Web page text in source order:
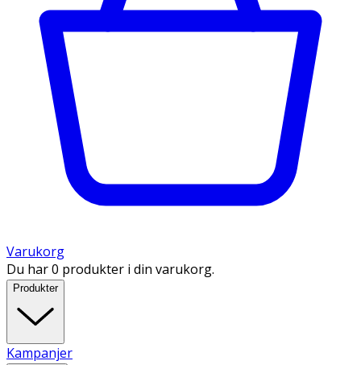
Varukorg
Du har 0 produkter i din varukorg.
Produkter
Kampanjer